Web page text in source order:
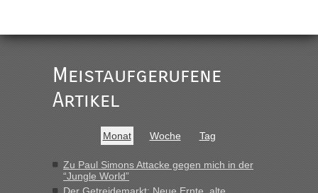
Meistaufgerufene
Artikel
Monat Woche Tag
Zu Paul Simons Attacke gegen mich in der
“Jungle World”
Der Getreidemarkt: Neue Ernte, alte